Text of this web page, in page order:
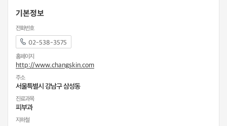
기본정보
전화번호
02-538-3575
홈페이지
http://www.changskin.com
주소
서울특별시 강남구 삼성동
진료과목
피부과
지하철